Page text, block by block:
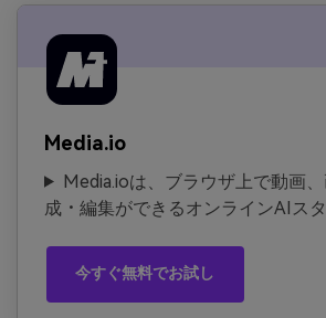
Media.io
Media.ioは、ブラウザ上で動画
成・編集ができるオンラインAIスタ
今すぐ無料でお試し